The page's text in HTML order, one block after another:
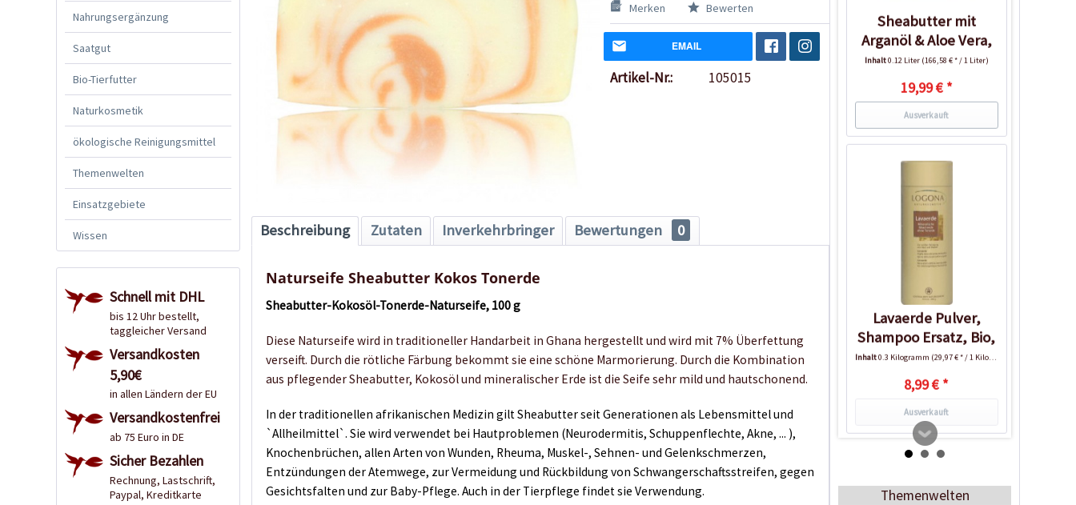
Nahrungsergänzung
Saatgut
Bio-Tierfutter
Naturkosmetik
ökologische Reinigungsmittel
Themenwelten
Einsatzgebiete
Wissen
Schnell mit DHL
bis 12 Uhr bestellt,
taggleicher Versand
Versandkosten
5,90€
in allen Ländern der EU
Versandkostenfrei
ab 75 Euro in DE
Sicher Bezahlen
Rechnung, Lastschrift,
Paypal, Kreditkarte
Merken Bewerten
EMAIL
Artikel-Nr.: 105015
Beschreibung Zutaten Inverkehrbringer Bewertungen 0
Naturseife Sheabutter Kokos Tonerde
Sheabutter-Kokosöl-Tonerde-Naturseife, 100 g
Diese Naturseife wird in traditioneller Handarbeit in Ghana hergestellt und wird mit 7% Überfettung
verseift. Durch die rötliche Färbung bekommt sie eine schöne Marmorierung. Durch die Kombination
aus pflegender Sheabutter, Kokosöl und mineralischer Erde ist die Seife sehr mild und hautschonend.
In der traditionellen afrikanischen Medizin gilt Sheabutter seit Generationen als Lebensmittel und
`Allheilmittel`. Sie wird verwendet bei Hautproblemen (Neurodermitis, Schuppenflechte, Akne, ... ),
Knochenbrüchen, allen Arten von Wunden, Rheuma, Muskel-, Sehnen- und Gelenkschmerzen,
Entzündungen der Atemwege, zur Vermeidung und Rückbildung von Schwangerschaftsstreifen, gegen
Gesichtsfalten und zur Baby-Pflege. Auch in der Tierpflege findet sie Verwendung.
Sheabutter mit
Arganöl & Aloe Vera,
120ml
Inhalt0.12 Liter (166,58 € * / 1 Liter)
19,99 € *
Ausverkauft
Lavaerde Pulver,
Shampoo Ersatz, Bio,
vegan,...
Inhalt0.3 Kilogramm (29,97 € * / 1 Kilogramm)
8,99 € *
Ausverkauft
Themenwelten